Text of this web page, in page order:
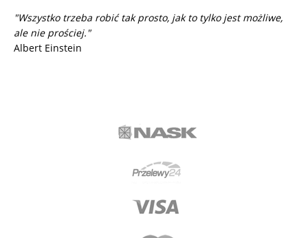
"Wszystko trzeba robić tak prosto, jak to tylko jest możliwe,
ale nie prościej."
Albert Einstein